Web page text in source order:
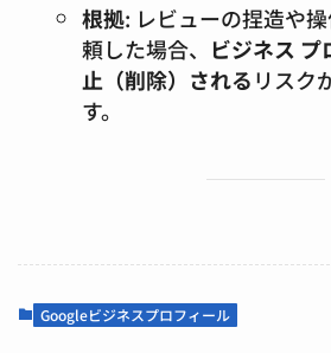
根拠: レビューの捏造や
頼した場合、 ビジネス
止（削除）されるリスク
す。
Googleビジネスプロフィール